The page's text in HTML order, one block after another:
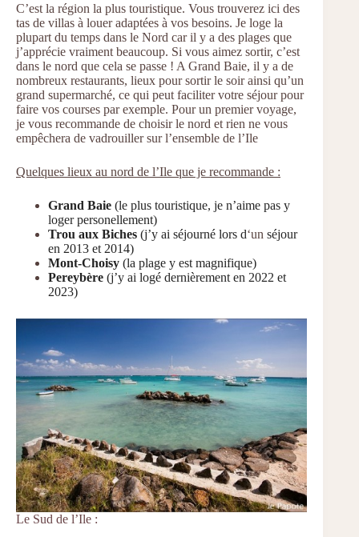
C’est la région la plus touristique. Vous trouverez ici des
tas de villas à louer adaptées à vos besoins. Je loge la
plupart du temps dans le Nord car il y a des plages que
j’apprécie vraiment beaucoup. Si vous aimez sortir, c’est
dans le nord que cela se passe ! A Grand Baie, il y a de
nombreux restaurants, lieux pour sortir le soir ainsi qu’un
grand supermarché, ce qui peut faciliter votre séjour pour
faire vos courses par exemple. Pour un premier voyage,
je vous recommande de choisir le nord et rien ne vous
empêchera de vadrouiller sur l’ensemble de l’Ile
Quelques lieux au nord de l’Ile que je recommande :
Grand Baie (le plus touristique, je n’aime pas y
loger personellement)
Trou aux Biches (j’y ai séjourné lors d‘un séjour
en 2013 et 2014)
Mont-Choisy (la plage y est magnifique)
Pereybère (j’y ai logé dernièrement en 2022 et
2023)
Le Sud de l’Ile :